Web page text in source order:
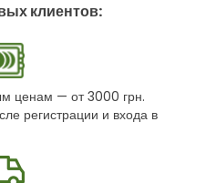
клиентов:
ценам — от 3000 грн.
регистрации и входа в